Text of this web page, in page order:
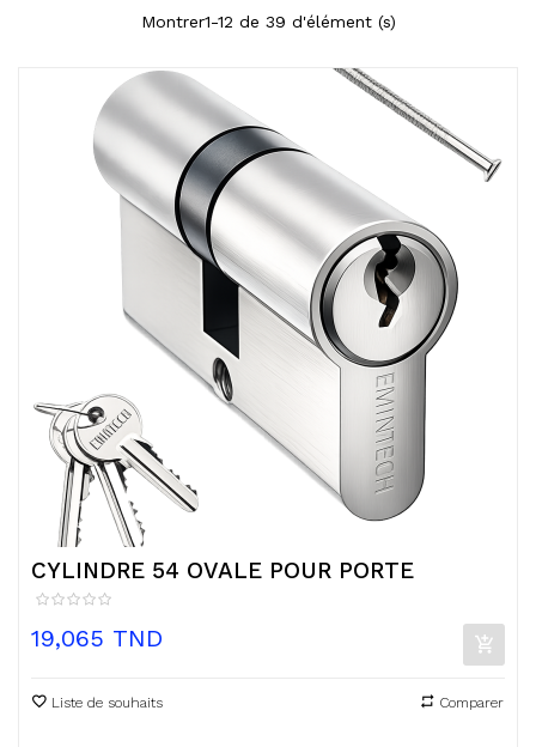
Montrer1-12 de 39 d'élément (s)
CYLINDRE 54 OVALE POUR PORTE
Prix
19,065 TND
Liste de souhaits Comparer